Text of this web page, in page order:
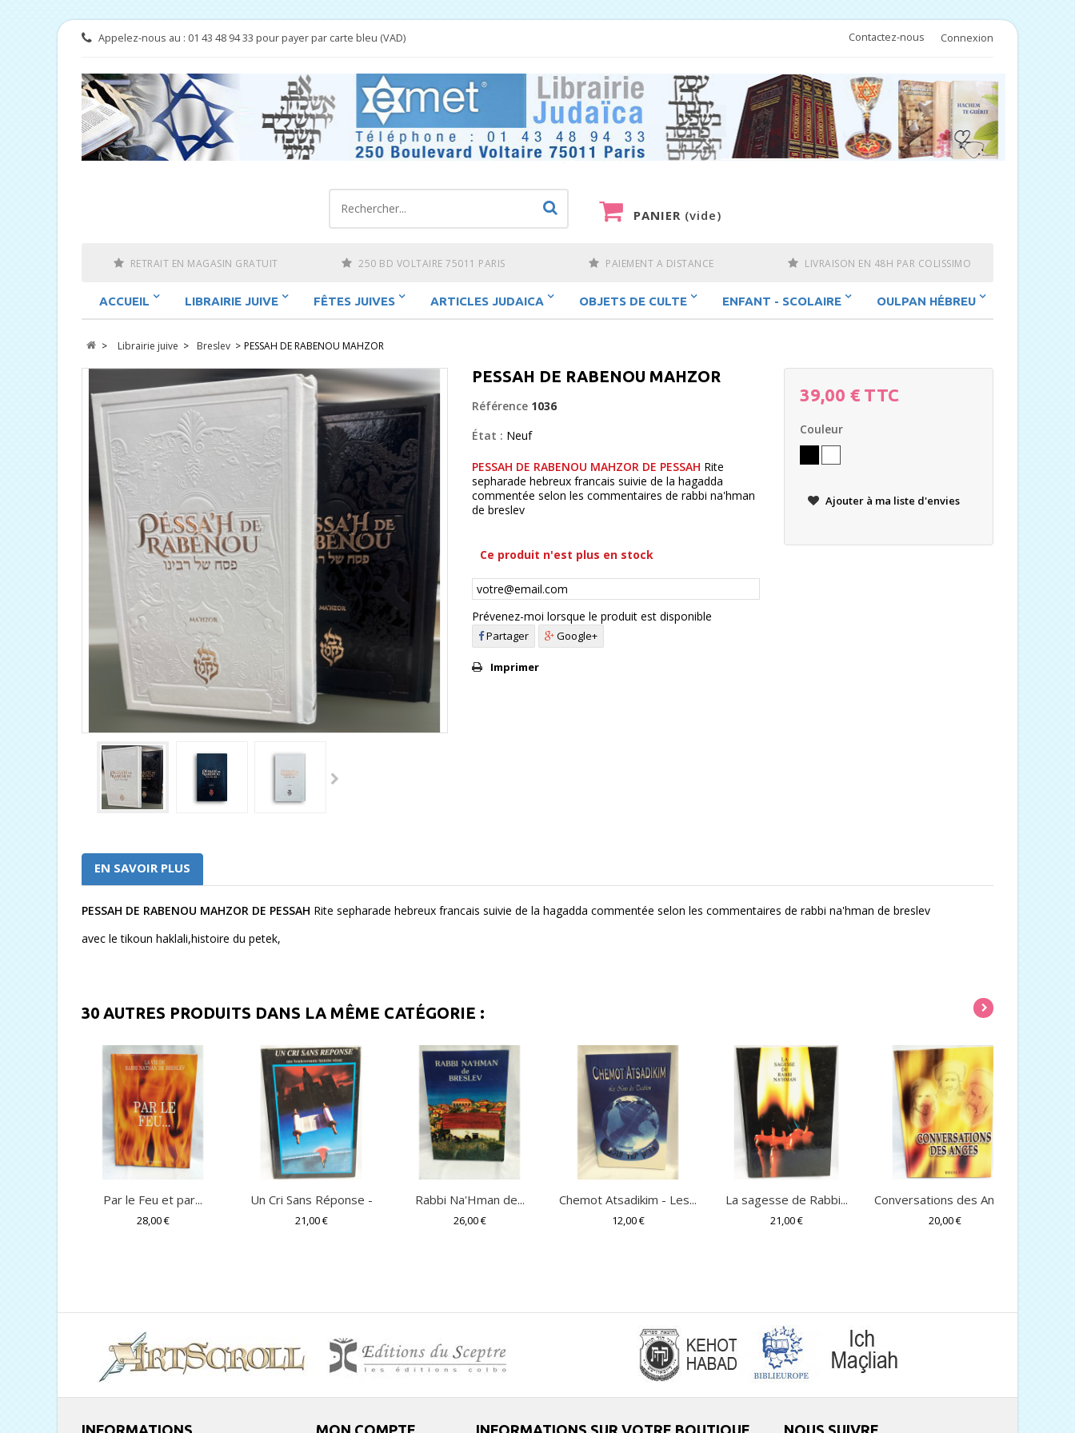
Connexion
Contactez-nous
Appelez-nous au : 01 43 48 94 33 pour payer par carte bleu (VAD)
PANIER (vide)
RETRAIT EN MAGASIN GRATUIT 250 BD VOLTAIRE 75011 PARIS PAIEMENT A DISTANCE LIVRAISON EN 48H PAR COLISSIMO
ACCUEIL LIBRAIRIE JUIVE FÊTES JUIVES ARTICLES JUDAICA OBJETS DE CULTE ENFANT - SCOLAIRE OULPAN HÉBREU
> Librairie juive > Breslev > PESSAH DE RABENOU MAHZOR
PESSAH DE RABENOU MAHZOR
Référence 1036
État : Neuf
PESSAH DE RABENOU MAHZOR DE PESSAH Rite
sepharade hebreux francais suivie de la hagadda
commentée selon les commentaires de rabbi na'hman
de breslev
Ce produit n'est plus en stock
Prévenez-moi lorsque le produit est disponible
Partager Google+
Imprimer
39,00 €TTC
Couleur
Ajouter à ma liste d'envies
EN SAVOIR PLUS
PESSAH DE RABENOU MAHZOR DE PESSAH Rite sepharade hebreux francais suivie de la hagadda commentée selon les commentaires de rabbi na'hman de breslev
avec le tikoun haklali,histoire du petek,
30 AUTRES PRODUITS DANS LA MÊME CATÉGORIE :
Par le Feu et par...
28,00 €
Un Cri Sans Réponse -
21,00 €
Rabbi Na'Hman de...
26,00 €
Chemot Atsadikim - Les...
12,00 €
La sagesse de Rabbi...
21,00 €
Conversations des Anges
20,00 €